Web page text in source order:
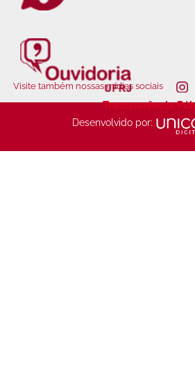
Visite também nossas mídias sociais
Transparência
Desenvolvido por: